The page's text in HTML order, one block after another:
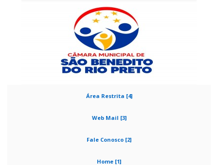
Área Restrita [4]
Web Mail [3]
Fale Conosco [2]
Home [1]